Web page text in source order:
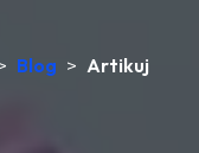
Blog > Artikuj